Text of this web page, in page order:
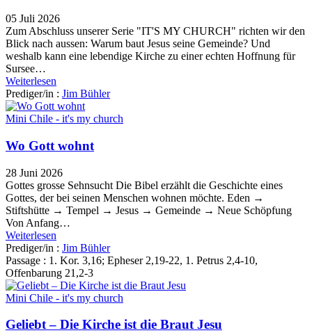
05 Juli 2026
Zum Abschluss unserer Serie "IT'S MY CHURCH" richten wir den
Blick nach aussen: Warum baut Jesus seine Gemeinde? Und
weshalb kann eine lebendige Kirche zu einer echten Hoffnung für
Sursee…
Weiterlesen
Prediger/in : Jim Bühler
Mini Chile - it's my church
Wo Gott wohnt
28 Juni 2026
Gottes grosse Sehnsucht Die Bibel erzählt die Geschichte eines
Gottes, der bei seinen Menschen wohnen möchte. Eden →
Stiftshütte → Tempel → Jesus → Gemeinde → Neue Schöpfung
Von Anfang…
Weiterlesen
Prediger/in : Jim Bühler
Passage : 1. Kor. 3,16; Epheser 2,19-22, 1. Petrus 2,4-10,
Offenbarung 21,2-3
Mini Chile - it's my church
Geliebt – Die Kirche ist die Braut Jesu